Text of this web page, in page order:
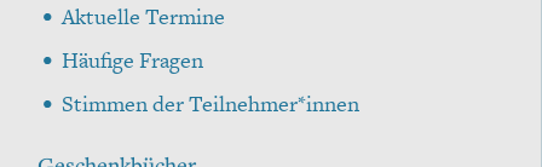
Aktuelle Termine
Häufige Fragen
Stimmen der Teilnehmer*innen